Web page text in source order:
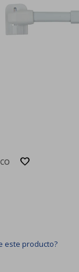
este producto?